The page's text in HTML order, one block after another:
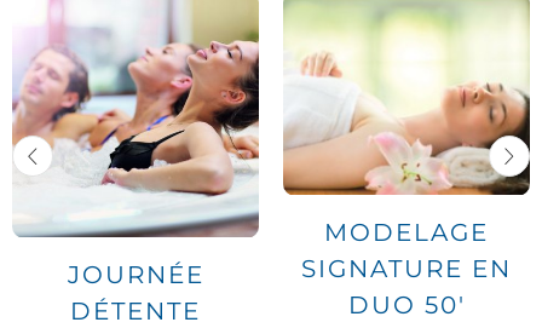
JOURNÉE
DÉTENTE
MODELAGE
SIGNATURE EN
DUO 50′